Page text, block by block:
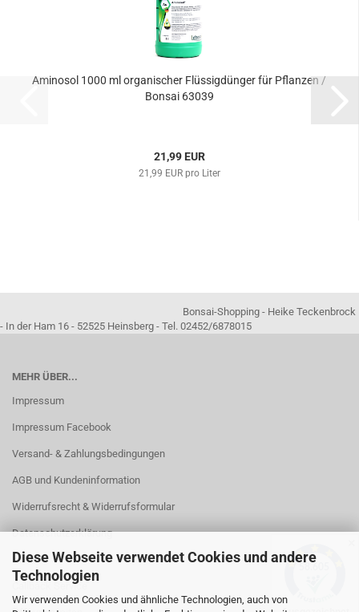
Diese Webseite verwendet Cookies und andere
Technologien
Wir verwenden Cookies und ähnliche Technologien, auch von
Aminosol 1000 ml organischer Flüssigdünger für Pflanzen /
Bonsai 63039
21,99 EUR
21,99 EUR pro Liter
Bonsai-Shopping - Heike Teckenbrock
- In der Ham 16 - 52525 Heinsberg - Tel. 02452/6878015
MEHR ÜBER...
Impressum
Impressum Facebook
Versand- & Zahlungsbedingungen
AGB und Kundeninformation
Widerrufsrecht & Widerrufsformular
Datenschutzerklärung
Kontakt
Callback Service